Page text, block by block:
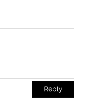
Reply